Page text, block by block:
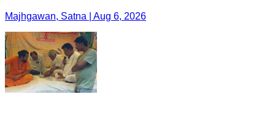
Majhgawan, Satna | Aug 6, 2026